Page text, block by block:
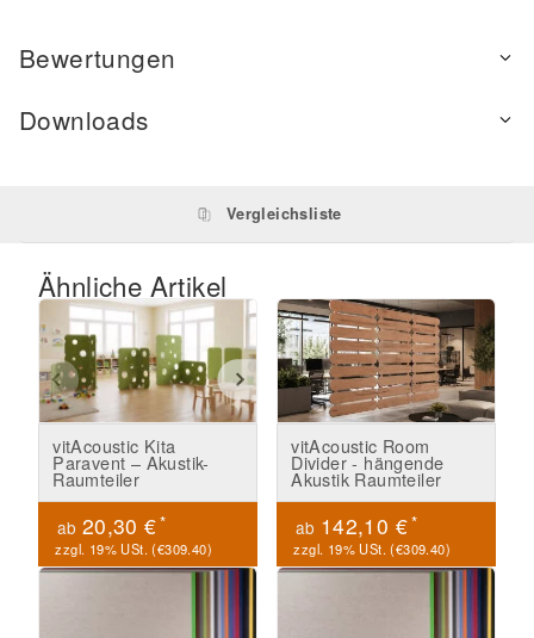
Bewertungen
Downloads
Vergleichsliste
Ähnliche Artikel
vitAcoustic Kita
Paravent – Akustik-
Raumteiler
ab 20,30 €*
zzgl. 19% USt. (€309.40)
vitAcoustic Room
Divider - hängende
Akustik Raumteiler
ab 142,10 €*
zzgl. 19% USt. (€309.40)